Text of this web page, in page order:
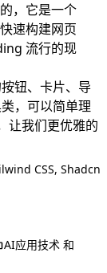
，它是一个
速构建网页
流行的现
钮、卡片、导
，可以简单理
让我们更优雅的
CSS, Shadcn
AI应用技术 和